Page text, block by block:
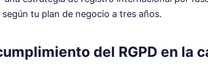
tu plan de negocio a tres años.
del RGPD en la